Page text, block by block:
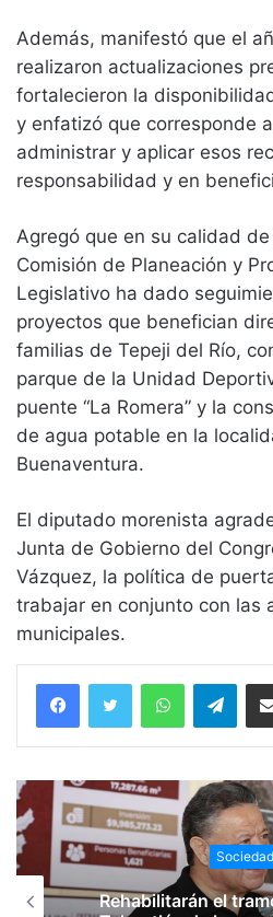
Además, manifestó que el
realizaron actualizaciones
fortalecieron la
y enfatizó que corresponde
administrar y aplicar esos
responsabilidad y en
Agregó que en su calidad
Comisión de Planeación y
Legislativo ha dado
proyectos que benefician
familias de Tepeji del Río,
parque de la Unidad
puente “La Romera” y la
de agua potable en la
Buenaventura.
El diputado morenista
Junta de Gobierno del
Vázquez, la política de
trabajar en conjunto con las
municipales.
WhatsApp
Sociedad
Rehabilitarán el